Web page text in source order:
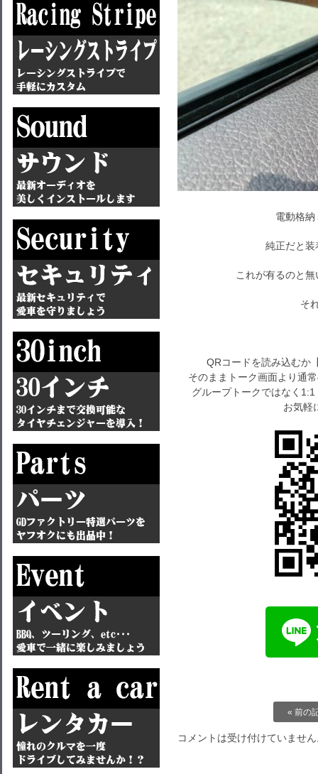
電動格
純正だと
これが有るのと
そ
QRコードを読み込むか
そのままトーク画面より通
グループトークではなく
お気軽
« 前の
コメントは受け付けていませ